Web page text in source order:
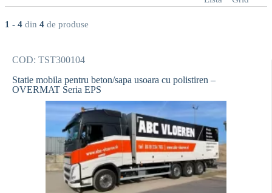
1 - 4 din 4 de produse
COD: TST300104
Statie mobila pentru beton/sapa usoara cu polistiren –
OVERMAT Seria EPS